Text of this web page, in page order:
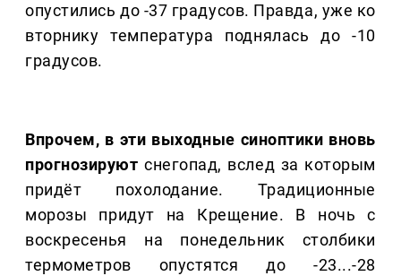
опустились до -37 градусов. Правда, уже ко
вторнику температура поднялась до -10
градусов.
Впрочем, в эти выходные синоптики вновь
прогнозируют снегопад, вслед за которым
придёт похолодание. Традиционные
морозы придут на Крещение. В ночь с
воскресенья на понедельник столбики
термометров опустятся до -23...-28